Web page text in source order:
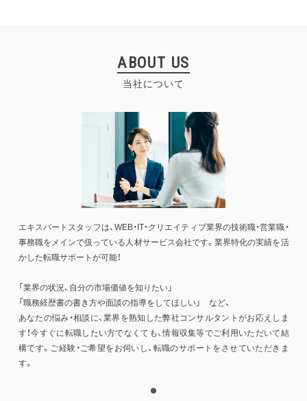
ABOUT US
当社について
エキスパートスタッフは、WEB・IT・クリエイティブ業界の技術職・営業職・
事務職をメインで扱っている人材サービス会社です。業界特化の実績を活
かした転職サポートが可能！
「業界の状況、自分の市場価値を知りたい」
「職務経歴書の書き方や面談の指導をしてほしい」 など、
あなたの悩み・相談に、業界を熟知した弊社コンサルタントがお応えしま
す！今すぐに転職したい方でなくても、情報収集等でご利用いただいて結
構です。ご経験・ご希望をお伺いし、転職のサポートをさせていただきま
す。